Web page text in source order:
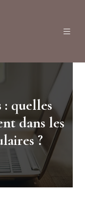
: quelles
dans les
?